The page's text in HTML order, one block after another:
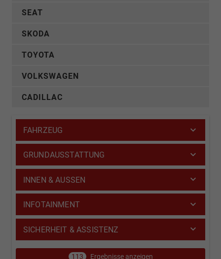
SEAT
SKODA
TOYOTA
VOLKSWAGEN
CADILLAC
FAHRZEUG
GRUNDAUSSTATTUNG
INNEN & AUSSEN
INFOTAINMENT
SICHERHEIT & ASSISTENZ
113 Ergebnisse anzeigen